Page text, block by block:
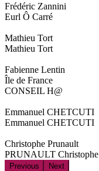
Frédéric Zannini
Eurl Ô Carré
Mathieu Tort
Mathieu Tort
Fabienne Lentin
Île de France
CONSEIL H@
Emmanuel CHETCUTI
Emmanuel CHETCUTI
Christophe Prunault
PRUNAULT Christophe
Previous Next